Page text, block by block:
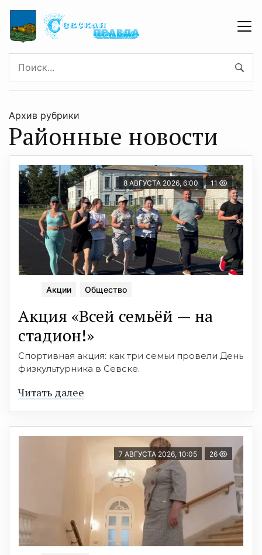
Архив рубрики
Районные новости
8 АВГУСТА 2026, 6:00 11
Акции Общество
Акция «Всей семьёй — на
стадион!»
Спортивная акция: как три семьи провели День
физкультурника в Севске.
Читать далее
7 АВГУСТА 2026, 10:05 26